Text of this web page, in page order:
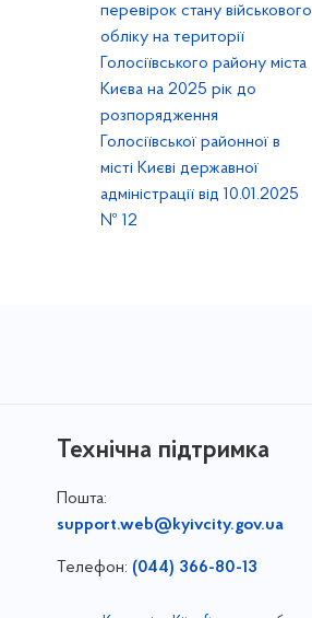
перевірок стану військового
обліку на території
Голосіївського району міста
Києва на 2025 рік до
розпорядження
Голосіївської районної в
місті Києві державної
адміністрації від 10.01.2025
№ 12
Технічна підтримка
Пошта:
support.web@kyivcity.gov.ua
Телефон: (044) 366-80-13